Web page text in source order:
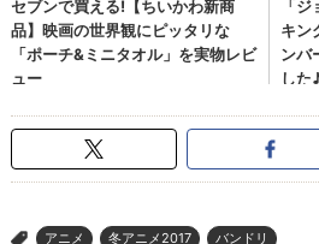
アニメ 冬アニメ2017 バンドリ